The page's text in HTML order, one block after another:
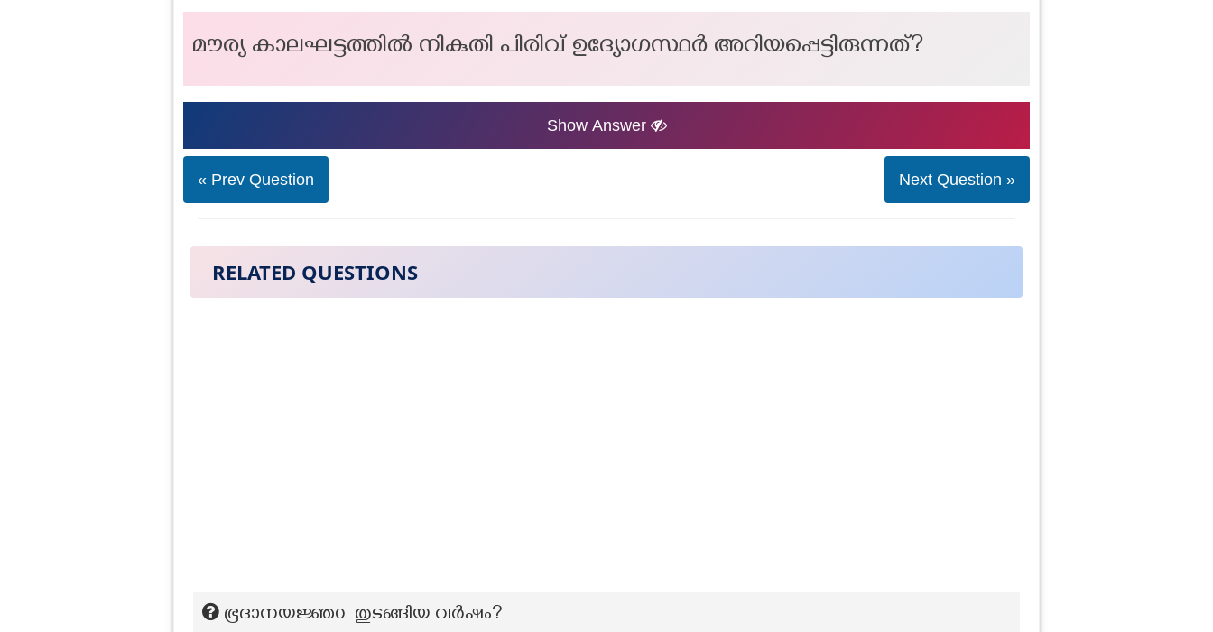
മൗര്യ കാലഘട്ടത്തിൽ നികുതി പിരിവ് ഉദ്യോഗസ്ഥർ അറിയപ്പെട്ടിരുന്നത്?
Show Answer
« Prev Question Next Question »
RELATED QUESTIONS
ഭൂദാനയജ്ഞ൦ തുടങ്ങിയ വർഷം?